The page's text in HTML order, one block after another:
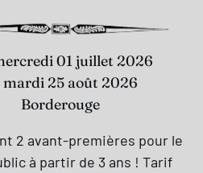
01 juillet 2026
mardi 25 août 2026
Borderouge
2 avant-premières pour le
à partir de 3 ans ! Tarif